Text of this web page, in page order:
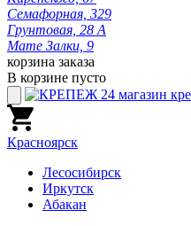
Семафорная, 329
Грунтовая, 28 А
Мате Залки, 9
корзина заказа
В корзине пусто
Красноярск
Лесосибирск
Иркутск
Абакан